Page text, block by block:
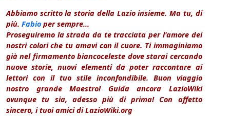
Abbiamo scritto la storia della Lazio insieme. Ma tu, di
più. Fabio per sempre...
Proseguiremo la strada da te tracciata per l'amore dei
nostri colori che tu amavi con il cuore. Ti immaginiamo
già nel firmamento biancoceleste dove starai cercando
nuove storie, nuovi elementi da poter raccontare ai
lettori con il tuo stile inconfondibile. Buon viaggio
nostro grande Maestro! Guida ancora LazioWiki
ovunque tu sia, adesso più di prima! Con affetto
sincero, i tuoi amici di LazioWiki.org